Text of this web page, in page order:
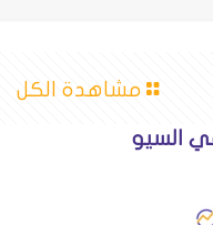
مشاهدة الكل